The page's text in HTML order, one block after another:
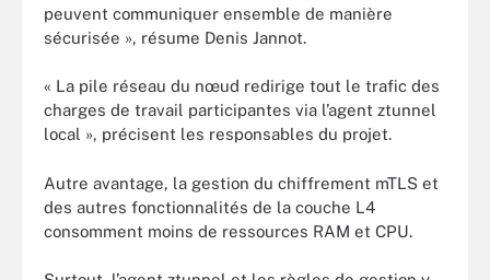
peuvent communiquer ensemble de manière
sécurisée », résume Denis Jannot.
« La pile réseau du nœud redirige tout le trafic des
charges de travail participantes via l’agent ztunnel
local », précisent les responsables du projet.
Autre avantage, la gestion du chiffrement mTLS et
des autres fonctionnalités de la couche L4
consomment moins de ressources RAM et CPU.